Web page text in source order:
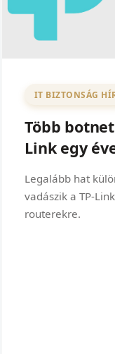
IT BIZTONSÁG
Több
Link egy
Legalább hat
vadászik a TP-
routerekre.